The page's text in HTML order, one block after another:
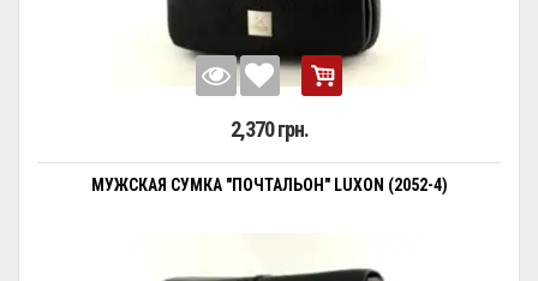
2,370 грн.
МУЖСКАЯ СУМКА "ПОЧТАЛЬОН" LUXON (2052-4)